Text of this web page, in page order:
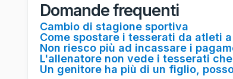
Domande frequenti
Cambio di stagione sportiva
Come spostare i tesserati da atleti
Non riesco più ad incassare i
L'allenatore non vede i tesserati
Un genitore ha più di un figlio,